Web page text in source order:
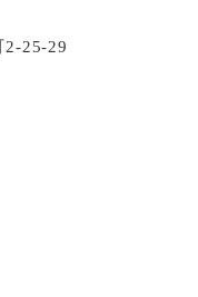
2-25-29